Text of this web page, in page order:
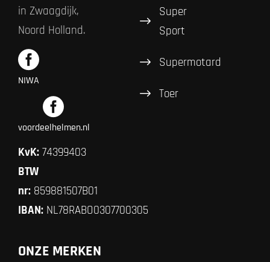
in Zwaagdijk,
Noord Holland.
NIWA
voordeelhelmen.nl
KvK: 74399403
BTW
nr: 859881507B01
IBAN: NL78RABO0307700305
Super
Sport
Supermotard
Toer
ONZE MERKEN